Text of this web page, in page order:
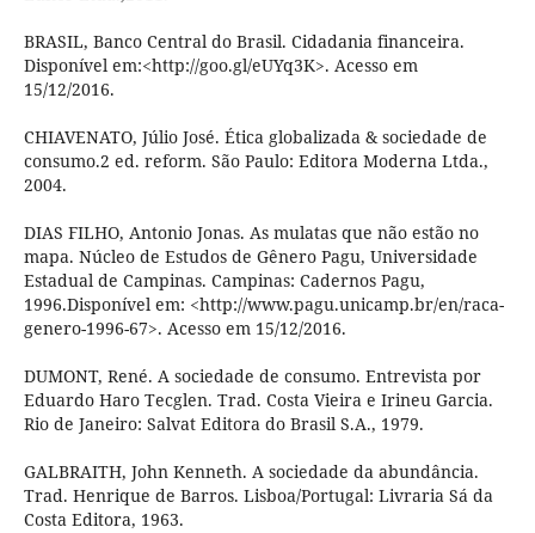
BRASIL, Banco Central do Brasil. Cidadania financeira.
Disponível em:<http://goo.gl/eUYq3K>. Acesso em
15/12/2016.
CHIAVENATO, Júlio José. Ética globalizada & sociedade de
consumo.2 ed. reform. São Paulo: Editora Moderna Ltda.,
2004.
DIAS FILHO, Antonio Jonas. As mulatas que não estão no
mapa. Núcleo de Estudos de Gênero Pagu, Universidade
Estadual de Campinas. Campinas: Cadernos Pagu,
1996.Disponível em: <http://www.pagu.unicamp.br/en/raca-
genero-1996-67>. Acesso em 15/12/2016.
DUMONT, René. A sociedade de consumo. Entrevista por
Eduardo Haro Tecglen. Trad. Costa Vieira e Irineu Garcia.
Rio de Janeiro: Salvat Editora do Brasil S.A., 1979.
GALBRAITH, John Kenneth. A sociedade da abundância.
Trad. Henrique de Barros. Lisboa/Portugal: Livraria Sá da
Costa Editora, 1963.